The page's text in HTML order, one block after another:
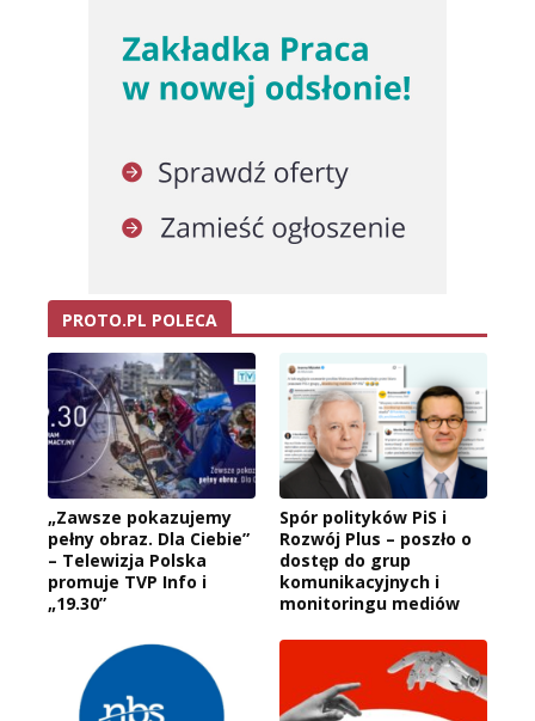
PROTO.PL POLECA
„Zawsze pokazujemy
pełny obraz. Dla Ciebie”
– Telewizja Polska
promuje TVP Info i
„19.30”
Spór polityków PiS i
Rozwój Plus – poszło o
dostęp do grup
komunikacyjnych i
monitoringu mediów